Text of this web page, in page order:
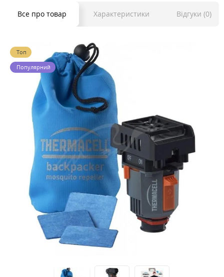
Все про товар Характеристики Відгуки (0)
Топ
Популярний